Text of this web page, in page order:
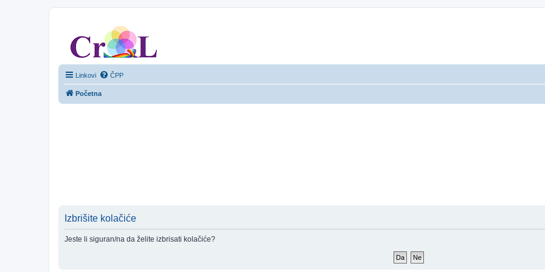
Linkovi ČPP
Početna
Izbrišite kolačiće
Jeste li siguran/na da želite izbrisati kolačiće?